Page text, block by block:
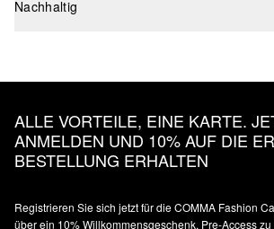
Nachhaltig
ALLE VORTEILE, EINE KARTE.
ANMELDEN UND 10% AUF DIE
BESTELLUNG ERHALTEN
Registrieren Sie sich jetzt für die COMMA Fashion
über ein 10% Willkommensgeschenk, Pre-Access